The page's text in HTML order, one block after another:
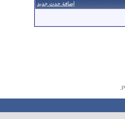
إضافة حدث جديد